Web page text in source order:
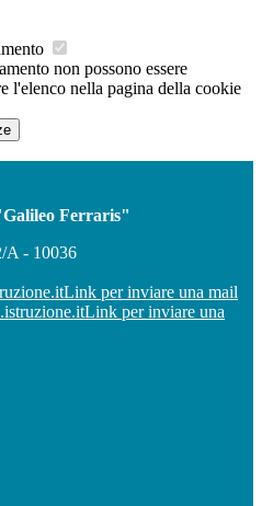
non possono essere
l'elenco nella pagina della cookie
Ferraris"
A - 10036
Link per inviare una mail
Link per inviare una